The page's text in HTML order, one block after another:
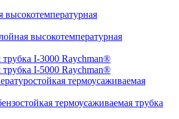
высокотемпературная
трубка I-3000 Raychman®
трубка I-5000 Raychman®
термоусаживаемая
термоусаживаемая трубка